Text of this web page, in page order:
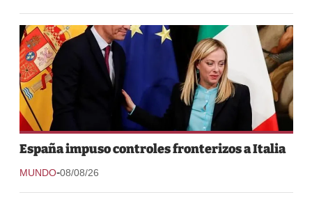
España impuso controles fronterizos a Italia
MUNDO-08/08/26